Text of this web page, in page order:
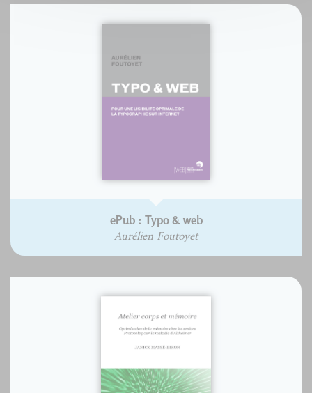
ePub : Typo & web
Aurélien Foutoyet